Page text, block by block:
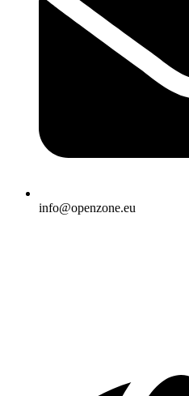
info@openzone.eu